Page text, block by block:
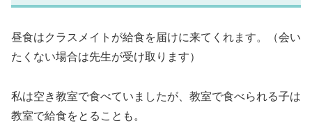
昼食はクラスメイトが給食を届けに来てくれます。（会い
たくない場合は先生が受け取ります）
私は空き教室で食べていましたが、教室で食べられる子は
教室で給食をとることも。